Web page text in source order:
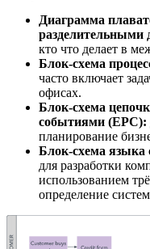
Диаграмма
разделительными
кто что делает в
Блок-схема
часто включает
офисах.
Блок-схема
событиями (EPC):
планирование
Блок-схема языка
для разработки
использованием
определение